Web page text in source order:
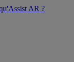
AR ?